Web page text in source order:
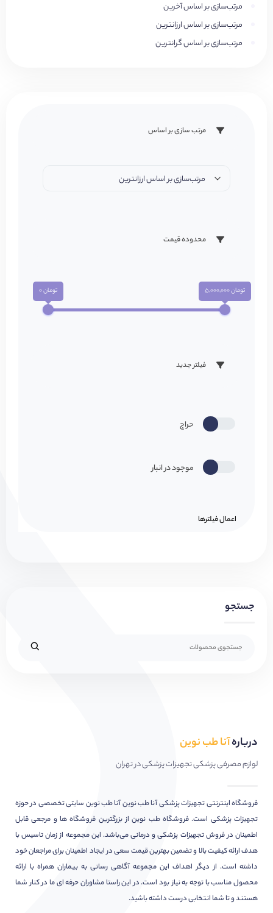
مرتب‌سازی بر اساس آخرین
مرتب‌سازی بر اساس ارزانترین
مرتب‌سازی بر اساس گرانترین
مرتب سازی بر اساس
مرتب‌سازی بر اساس ارزانترین
محدوده قیمت
تومان 0 تومان 5,000,000
فیلتر جدید
حراج
موجود در انبار
اعمال فیلتر‌ها
جستجو
دربارهآنا طب نوین
لوازم مصرفی پزشکی تجهیزات پزشکی در تهران
فروشگاه اینترنتی تجهیزات پزشکی آنا طب نوین آنا طب نوین سایتی تخصصی در حوزه
تجهیزات پزشکی است. فروشگاه طب نوین از بزرگترین فروشگاه ها و مرجعی قابل
اطمینان در فروش تجهیزات پزشکی و درمانی می‌باشد. این مجموعه از زمان تاسیس با
هدف ارائه کیفیت بالا و تضمین بهترین قیمت سعی در ایجاد اطمینان برای مراجعان خود
داشته است. از دیگر اهداف این مجموعه آگاهی رسانی به بیماران همراه با ارائه
محصول مناسب با توجه به نیاز بود است. در این راستا مشاوران حرفه ای ما در کنار شما
هستند و تا شما انتخابی درست داشته باشید.